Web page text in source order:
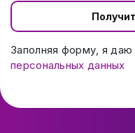
Заполняя форму, я даю
персональных данных